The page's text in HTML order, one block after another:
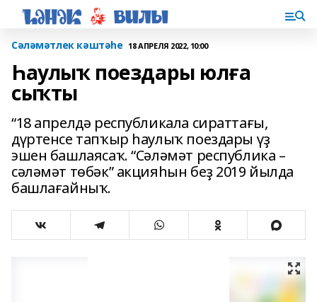
Сәләмәтлек кәштәһе 18 АПРЕЛЯ 2022, 10:00
Һаулыҡ поездары юлға
сыҡты
“18 апрелдә республикала сираттағы,
дүртенсе тапҡыр һаулыҡ поездары үҙ
эшен башлаясаҡ. “Сәләмәт республика –
сәләмәт төбәк” акцияһын беҙ 2019 йылда
башлағайныҡ.